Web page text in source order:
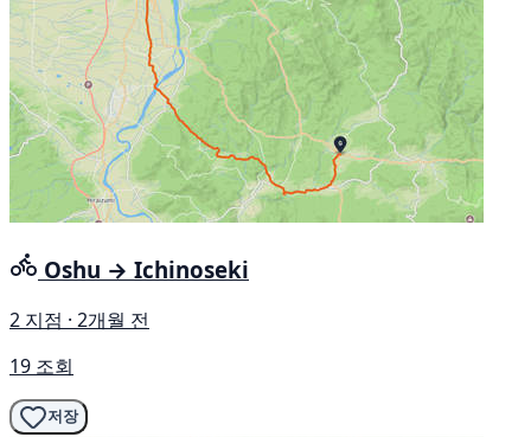
Oshu → Ichinoseki
2 지점 · 2개월 전
19 조회
저장